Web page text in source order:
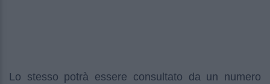
Lo stesso potrà essere consultato da un numero